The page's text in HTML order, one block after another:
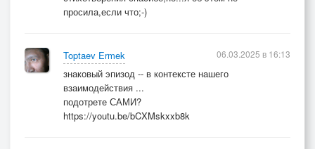
просила,если что;-)
Toptaev Ermek
знаковый эпизод -- в контексте нашего
взаимодействия ...
подотрете САМИ?
https://youtu.be/bCXMskxxb8k
06.03.2025 в 16:13